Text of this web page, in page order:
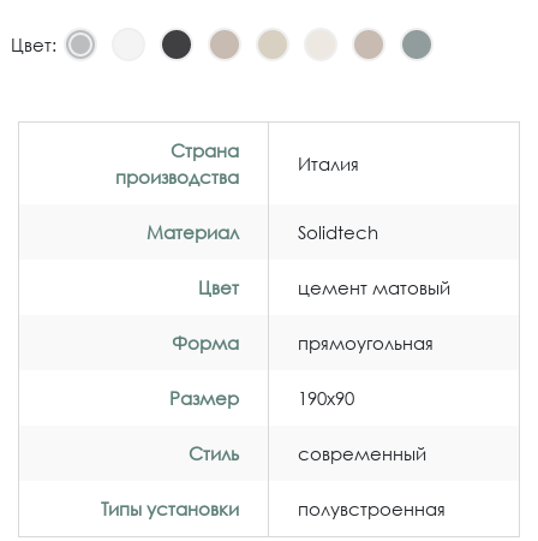
Цвет:
Страна
производства
Италия
Материал Solidtech
Цвет цемент матовый
Форма прямоугольная
Размер 190x90
Стиль современный
Типы установки полувстроенная